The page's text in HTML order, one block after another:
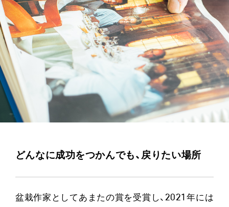
どんなに成功をつかんでも、戻りたい場所
盆栽作家としてあまたの賞を受賞し、2021年には